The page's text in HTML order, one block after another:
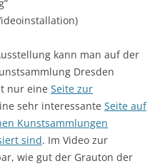
kann man auf der
Dresden
nur eine Seite zur
sehr interessante Seite auf
Kunstsammlungen
sind. Im Video zur
wie gut der Grauton der